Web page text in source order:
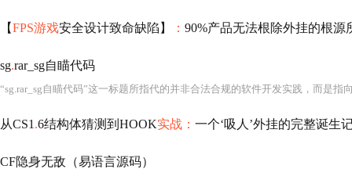
【FPS游戏安全设计致命缺陷】 ： 90%产品无法根除外挂的根源
sg.rar_sg自瞄代码
“sg.rar_sg自瞄代码”这一标题所指代的并非合法合规的软件开发实践，而是指
从CS1 .6结构体猜测到HOOK实战： 一个‘吸人’外挂的完整诞生
CF隐身无敌（易语言源码）